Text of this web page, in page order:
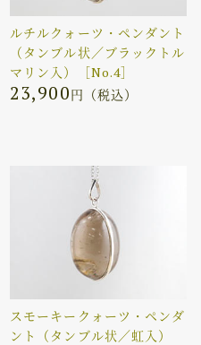
ルチルクォーツ・ペンダント
（タンブル状／ブラックトル
マリン入）［No.4］
23,900円（税込）
スモーキークォーツ・ペンダ
ント（タンブル状／虹入）